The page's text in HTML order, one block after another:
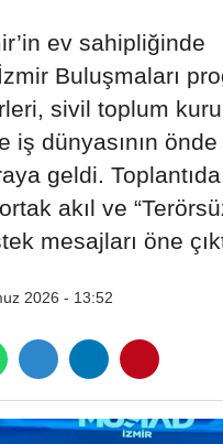
ev sahipliğinde
Buluşmaları
sivil toplum
iş dünyasının
geldi.
akıl ve
mesajları öne
2026 - 13:52